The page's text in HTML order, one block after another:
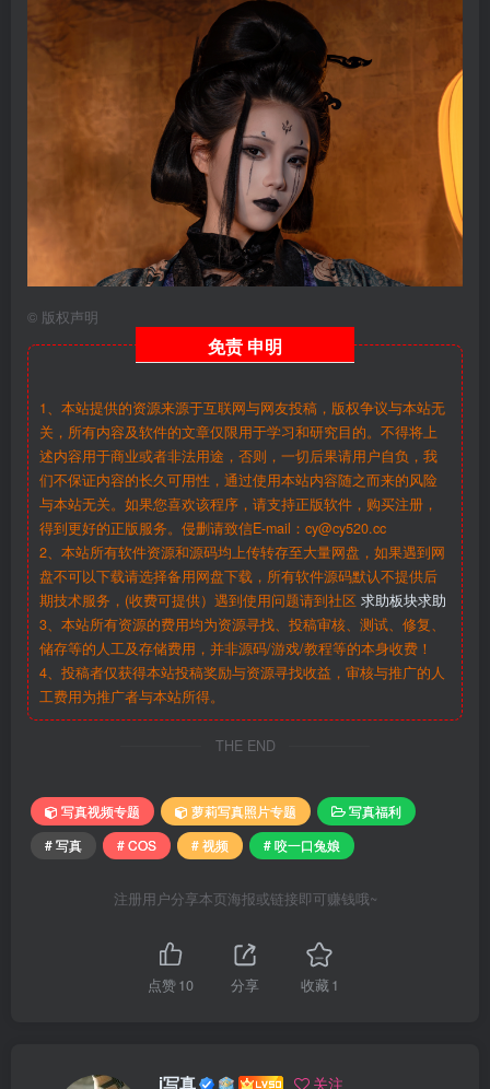
© 版权声明
免责 申明
1、本站提供的资源来源于互联网与网友投稿，版权争议与本站无
关，所有内容及软件的文章仅限用于学习和研究目的。不得将上
述内容用于商业或者非法用途，否则，一切后果请用户自负，我
们不保证内容的长久可用性，通过使用本站内容随之而来的风险
与本站无关。如果您喜欢该程序，请支持正版软件，购买注册，
得到更好的正版服务。侵删请致信E-mail：cy@cy520.cc
2、本站所有软件资源和源码均上传转存至大量网盘，如果遇到网
盘不可以下载请选择备用网盘下载，所有软件源码默认不提供后
期技术服务，(收费可提供）遇到使用问题请到社区 求助板块求助
3、本站所有资源的费用均为资源寻找、投稿审核、测试、修复、
储存等的人工及存储费用，并非源码/游戏/教程等的本身收费！
4、投稿者仅获得本站投稿奖励与资源寻找收益，审核与推广的人
工费用为推广者与本站所得。
THE END
写真视频专题 萝莉写真照片专题
写真福利
# 写真
# COS # 视频 # 咬一口兔娘
注册用户分享本页海报或链接即可赚钱哦~
点赞10 分享 收藏1
i写真 关注